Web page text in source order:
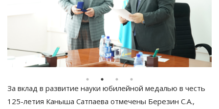
За вклад в развитие науки юбилейной медалью в честь
125-летия Канышa Сатпаева отмечены Березин С.А.,